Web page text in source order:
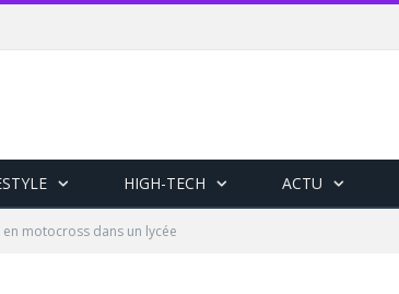
HIGH-TECH ACTU
motocross dans un lycée